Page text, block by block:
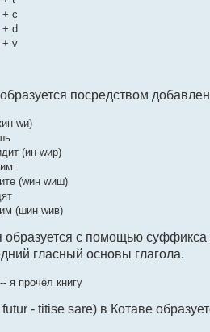
+ c
+ d
+ v
посредством
wи)
(ин wир)
(wин wиш)
(шин wив)
с помощью суффикса
гласный основы глагола.
я прочёл книгу
- titise sare) в Котаве